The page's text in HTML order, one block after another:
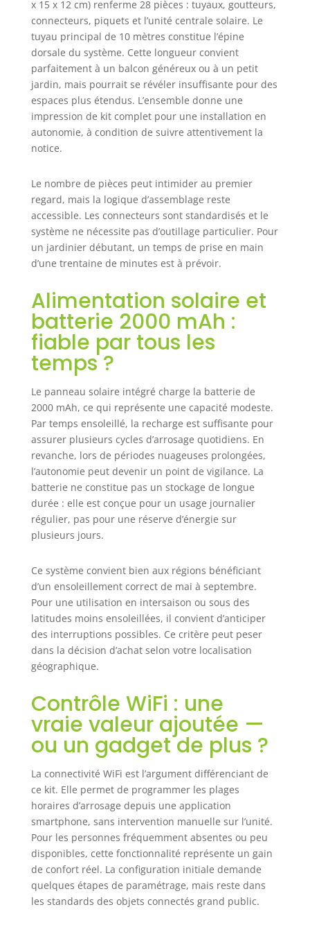
jardins, où les
systèmes
conventionnels
atteignent leurs
limites. Arrosage
automatique
selon des
programmes
personnalisés :
grâce à la fonction
pouvez définir des
intervalles
d'arrosage
individuels,
multiples ou
hebdomadaires.
Le système
10 plantes
simultanément et
assure un
arrosage en
d'économiser de
l'eau et d'hydrater
vos plantes de
manière optimale.
Commande
intelligente via
une application,
partout et à tout
moment :
connectez-vous à
vos programmes
d'arrosage
lorsque vous êtes
en déplacement.
Vous recevez des
notifications push
lorsque le cycle
d'arrosage
démarre. Vous
gardez ainsi
toujours le
oasis verte.
Arrosage en
fonction des
conditions
météorologiques
pour une
efficacité
maximale : le
système adapte
intelligemment
x 15 x 12 cm) renferme 28 pièces : tuyaux, goutteurs,
connecteurs, piquets et l’unité centrale solaire. Le
tuyau principal de 10 mètres constitue l’épine
dorsale du système. Cette longueur convient
parfaitement à un balcon généreux ou à un petit
jardin, mais pourrait se révéler insuffisante pour des
espaces plus étendus. L’ensemble donne une
impression de kit complet pour une installation en
autonomie, à condition de suivre attentivement la
notice.
Le nombre de pièces peut intimider au premier
regard, mais la logique d’assemblage reste
accessible. Les connecteurs sont standardisés et le
système ne nécessite pas d’outillage particulier. Pour
un jardinier débutant, un temps de prise en main
d’une trentaine de minutes est à prévoir.
Alimentation solaire et
batterie 2000 mAh :
fiable par tous les
temps ?
Le panneau solaire intégré charge la batterie de
2000 mAh, ce qui représente une capacité modeste.
Par temps ensoleillé, la recharge est suffisante pour
assurer plusieurs cycles d’arrosage quotidiens. En
revanche, lors de périodes nuageuses prolongées,
l’autonomie peut devenir un point de vigilance. La
batterie ne constitue pas un stockage de longue
durée : elle est conçue pour un usage journalier
régulier, pas pour une réserve d’énergie sur
plusieurs jours.
Ce système convient bien aux régions bénéficiant
d’un ensoleillement correct de mai à septembre.
Pour une utilisation en intersaison ou sous des
latitudes moins ensoleillées, il convient d’anticiper
des interruptions possibles. Ce critère peut peser
dans la décision d’achat selon votre localisation
géographique.
Contrôle WiFi : une
vraie valeur ajoutée —
ou un gadget de plus ?
La connectivité WiFi est l’argument différenciant de
ce kit. Elle permet de programmer les plages
horaires d’arrosage depuis une application
smartphone, sans intervention manuelle sur l’unité.
Pour les personnes fréquemment absentes ou peu
disponibles, cette fonctionnalité représente un gain
de confort réel. La configuration initiale demande
quelques étapes de paramétrage, mais reste dans
les standards des objets connectés grand public.